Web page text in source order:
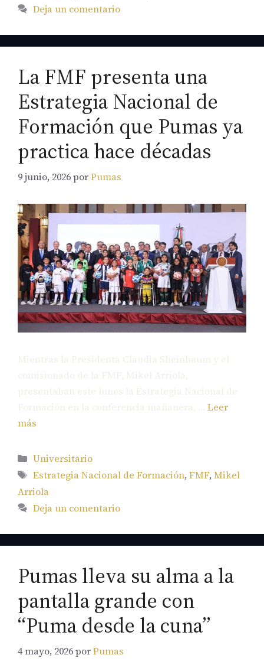
Deja un comentario
La FMF presenta una
Estrategia Nacional de
Formación que Pumas ya
practica hace décadas
9 junio, 2026porPumas
Mientras la Presidenta Claudia Sheinbaum y el
comisionado de la FMF, Mikel Arriola,
presentaban este lunes la Estrategia Nacional de
Formación en la conferencia mañanera, … Leer
más
Categorías
Universitario
Etiquetas
Estrategia Nacional de Formación, FMF, Mikel
Arriola
Deja un comentario
Pumas lleva su alma a la
pantalla grande con
“Puma desde la cuna”
4 mayo, 2026porPumas